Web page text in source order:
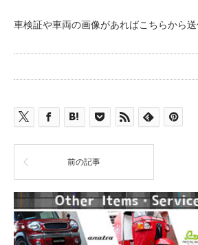
車検証や車両の画像があればこちらから
前の記事